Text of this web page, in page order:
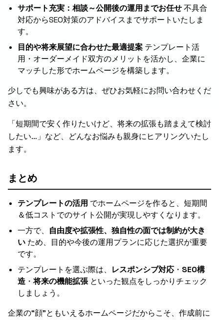
サポート充実：相談～公開後の運用までお任せ不具合
対応からSEO対策のアドバイスまでサポートいたしま
す。
目的や将来展望に合わせた最適提案 テンプレート活
用・オーダーメイド双方のメリットを活かし、企業に
マッチした形でホームページを構築します。
少しでも興味がある方は、ぜひお気軽にお問い合わせくだ
さい。
「短期間で安く作りたいけど、将来の拡張も踏まえて検討
したい…」など、どんなお悩みも親身にヒアリングいたし
ます。
まとめ
テンプレートの活用 でホームページを作ると、短期間
＆低コストでのサイト公開が実現しやすくなります。
一方で、 自由度や拡張性、独自性の面では制約が大き
い ため、目的や今後の運用プランに応じた選択が重要
です。
テンプレートを選ぶ際は、 レスポンシブ対応 ・ SEO構
造 ・将来の機能拡張といった観点をしっかりチェック
しましょう。
企業の“顔”ともいえるホームページだからこそ、作成前に